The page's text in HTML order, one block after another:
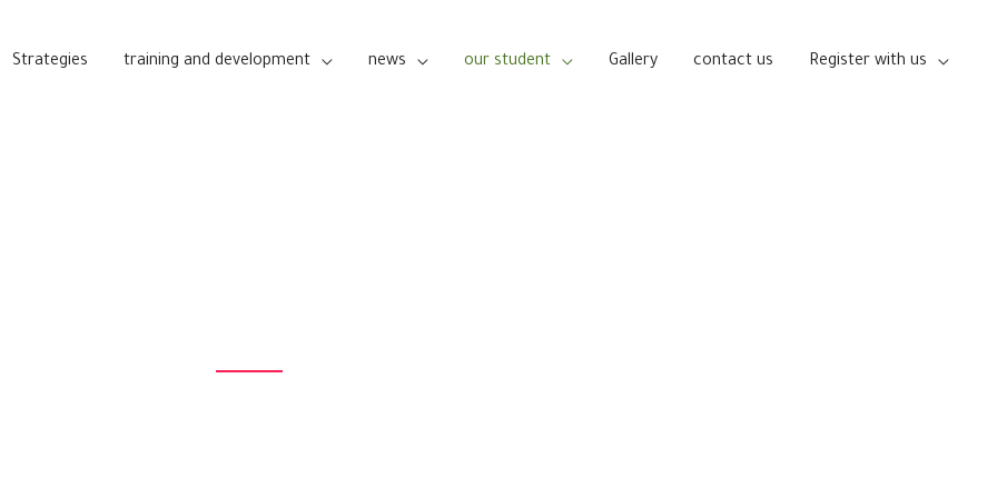
Strategies training and development news our student Gallery contact us Register with us